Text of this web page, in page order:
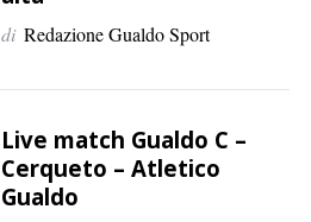
di Redazione Gualdo Sport
Live match Gualdo C –
Cerqueto – Atletico
Gualdo